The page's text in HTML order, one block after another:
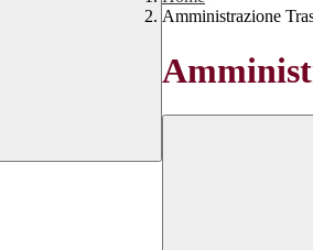
Amministrazione